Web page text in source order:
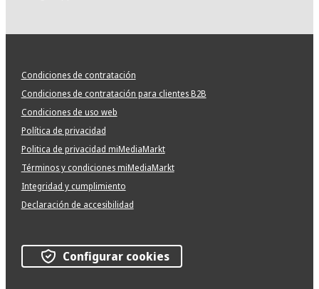
Condiciones de contratación
Condiciones de contratación para clientes B2B
Condiciones de uso web
Política de privacidad
Politica de privacidad miMediaMarkt
Términos y condiciones miMediaMarkt
Integridad y cumplimiento
Declaración de accesibilidad
Configurar cookies